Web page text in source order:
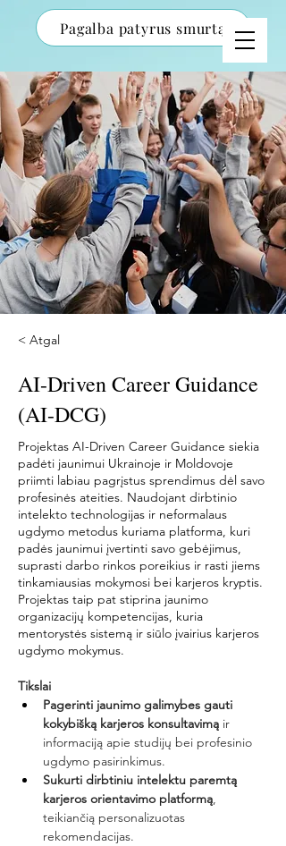
Pagalba patyrus smurtą
< Atgal
AI-Driven Career Guidance
(AI-DCG)
Projektas AI-Driven Career Guidance siekia
padėti jaunimui Ukrainoje ir Moldovoje
priimti labiau pagrįstus sprendimus dėl savo
profesinės ateities. Naudojant dirbtinio
intelekto technologijas ir neformalaus
ugdymo metodus kuriama platforma, kuri
padės jaunimui įvertinti savo gebėjimus,
suprasti darbo rinkos poreikius ir rasti jiems
tinkamiausias mokymosi bei karjeros kryptis.
Projektas taip pat stiprina jaunimo
organizacijų kompetencijas, kuria
mentorystės sistemą ir siūlo įvairius karjeros
ugdymo mokymus.
Tikslai
Pagerinti jaunimo galimybes gauti
kokybišką karjeros konsultavimą ir
informaciją apie studijų bei profesinio
ugdymo pasirinkimus.
Sukurti dirbtiniu intelektu paremtą
karjeros orientavimo platformą,
teikiančią personalizuotas
rekomendacijas.